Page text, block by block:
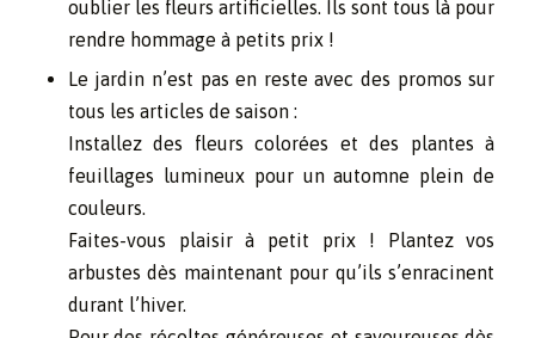
oublier les fleurs artificielles. Ils sont tous là pour
rendre hommage à petits prix !
Le jardin n’est pas en reste avec des promos sur
tous les articles de saison :
Installez des fleurs colorées et des plantes à
feuillages lumineux pour un automne plein de
couleurs.
Faites-vous plaisir à petit prix ! Plantez vos
arbustes dès maintenant pour qu’ils s’enracinent
durant l’hiver.